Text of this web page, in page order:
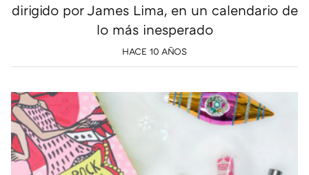
dirigido por James Lima, en un calendario de
lo más inesperado
HACE 10 AÑOS